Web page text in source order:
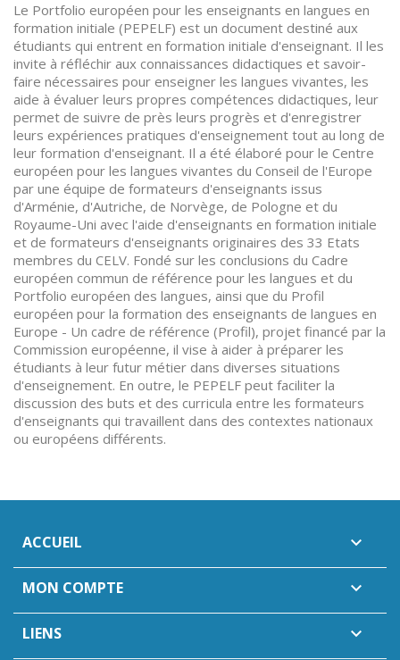
Le Portfolio européen pour les enseignants en langues en
formation initiale (PEPELF) est un document destiné aux
étudiants qui entrent en formation initiale d'enseignant. Il les
invite à réfléchir aux connaissances didactiques et savoir-
faire nécessaires pour enseigner les langues vivantes, les
aide à évaluer leurs propres compétences didactiques, leur
permet de suivre de près leurs progrès et d'enregistrer
leurs expériences pratiques d'enseignement tout au long de
leur formation d'enseignant. Il a été élaboré pour le Centre
européen pour les langues vivantes du Conseil de l'Europe
par une équipe de formateurs d'enseignants issus
d'Arménie, d'Autriche, de Norvège, de Pologne et du
Royaume-Uni avec l'aide d'enseignants en formation initiale
et de formateurs d'enseignants originaires des 33 Etats
membres du CELV. Fondé sur les conclusions du Cadre
européen commun de référence pour les langues et du
Portfolio européen des langues, ainsi que du Profil
européen pour la formation des enseignants de langues en
Europe - Un cadre de référence (Profil), projet financé par la
Commission européenne, il vise à aider à préparer les
étudiants à leur futur métier dans diverses situations
d'enseignement. En outre, le PEPELF peut faciliter la
discussion des buts et des curricula entre les formateurs
d'enseignants qui travaillent dans des contextes nationaux
ou européens différents.
ACCUEIL 
MON COMPTE 
LIENS 